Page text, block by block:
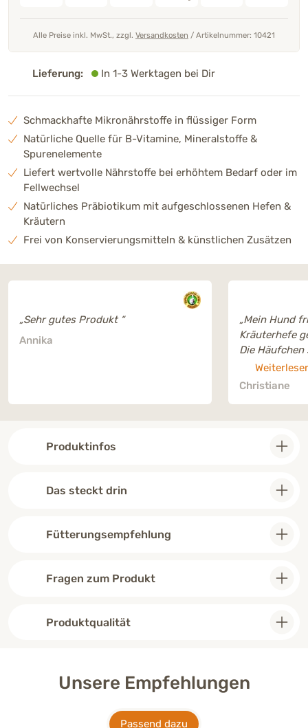
Schmackhafte Mikronährstoffe in flüssiger Form
Natürliche Quelle für B-Vitamine, Mineralstoffe &
Spurenelemente
Liefert wertvolle Nährstoffe bei erhöhtem Bedarf oder im
Fellwechsel
Natürliches Präbiotikum mit aufgeschlossenen Hefen &
Kräutern
Frei von Konservierungsmitteln & künstlichen Zusätzen
Alle Preise inkl. MwSt., zzgl. Versandkosten / Artikelnummer: 10421
Lieferung: In 1-3 Werktagen bei Dir
„Sehr gutes Produkt “
Annika
„Mein Hund
Kräuterhefe
Die
normal. Das
agiler. Sie
Christiane
Produktinfos
Das steckt drin
Fütterungsempfehlung
Fragen zum Produkt
Produktqualität
Unsere Empfehlungen
Passend dazu